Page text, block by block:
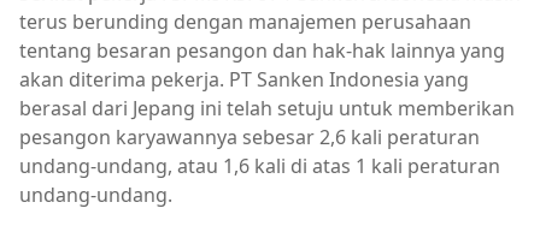
terus berunding dengan manajemen perusahaan
tentang besaran pesangon dan hak-hak lainnya yang
akan diterima pekerja. PT Sanken Indonesia yang
berasal dari Jepang ini telah setuju untuk memberikan
pesangon karyawannya sebesar 2,6 kali peraturan
undang-undang, atau 1,6 kali di atas 1 kali peraturan
undang-undang.